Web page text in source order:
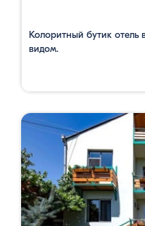
Колоритный бутик отель
видом.